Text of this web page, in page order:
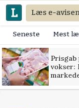
Læs e-
Seneste Mest
Prisgab
vokser: